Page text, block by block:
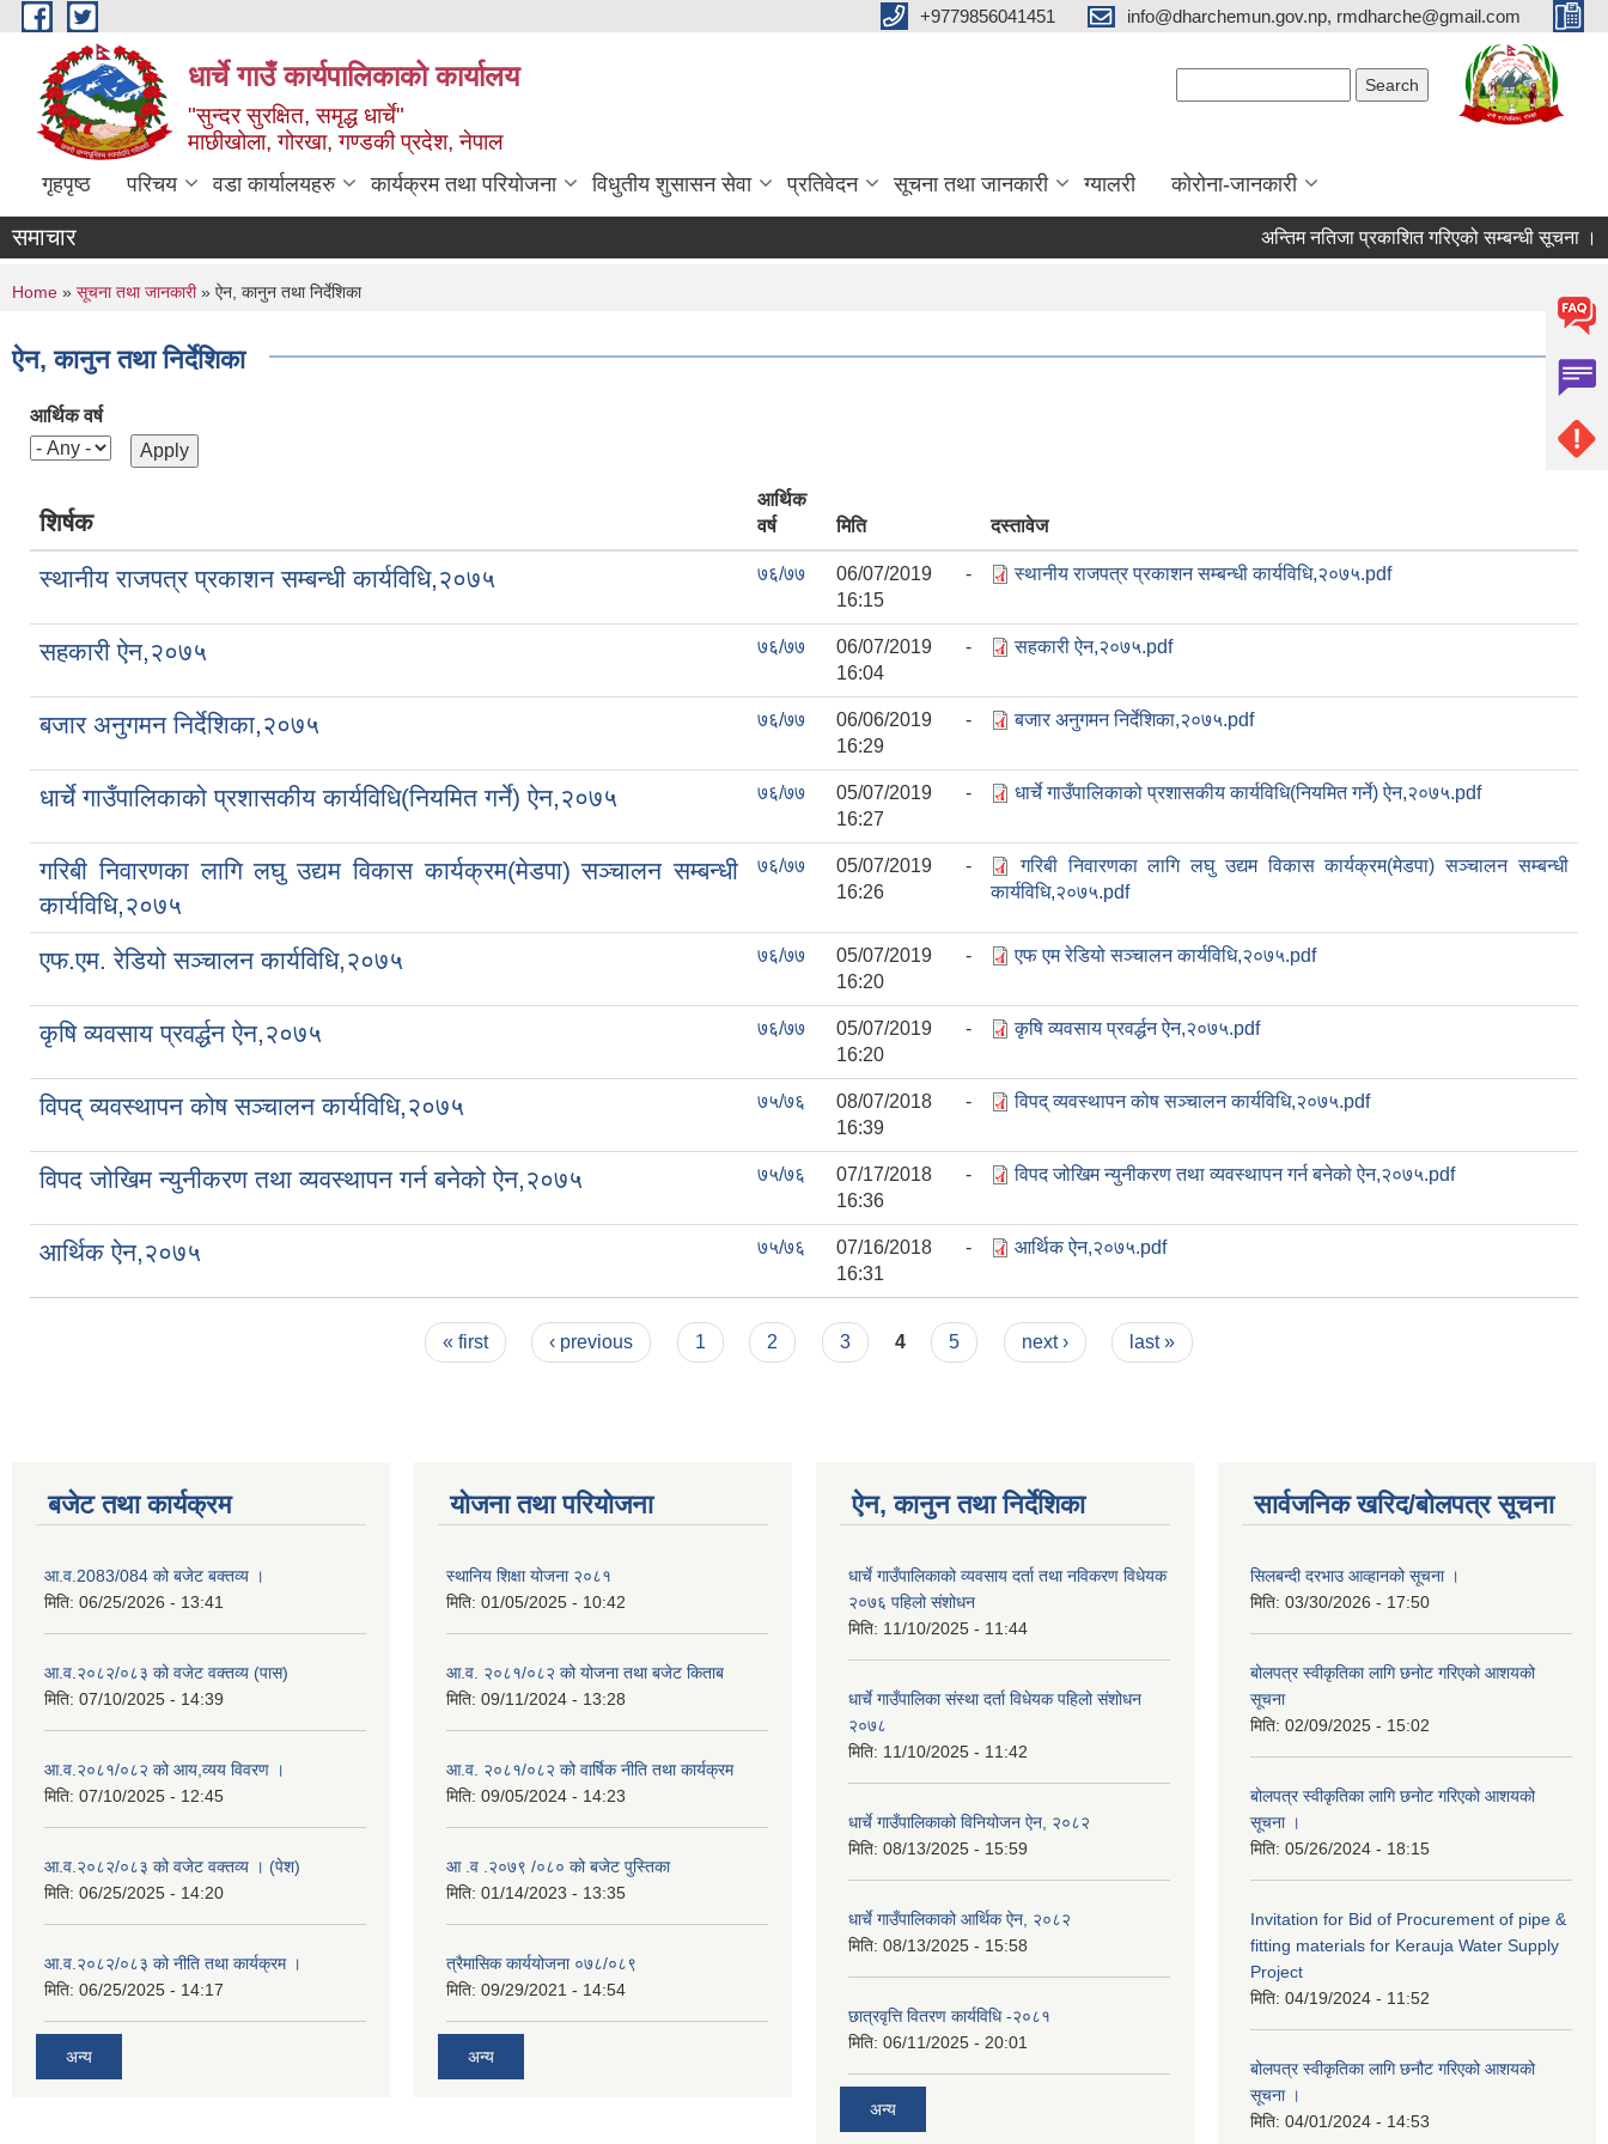
Skip to main content +9779856041451 info@dharchemun.gov.np, rmdharche@gmail.com
धार्चे गाउँ कार्यपालिकाको कार्यालय
"सुन्दर सुरक्षित, समृद्ध धार्चे"
माछीखोला, गोरखा, गण्डकी प्रदेश, नेपाल
गृहपृष्ठ परिचय वडा कार्यालयहरु कार्यक्रम तथा परियोजना विधुतीय शुसासन सेवा प्रतिवेदन सूचना तथा जानकारी ग्यालरी कोरोना-जानकारी
समाचार अन्तिम नतिजा प्रकाशित गरिएको सम्बन्धी सूचना ।
You are here
Home » सूचना तथा जानकारी» ऐन, कानुन तथा निर्देशिका
ऐन, कानुन तथा निर्देशिका
आर्थिक वर्ष
शिर्षक
आर्थिक
वर्ष
मिति दस्तावेज
स्थानीय राजपत्र प्रकाशन सम्बन्धी कार्यविधि,२०७५ ७६/७७
06/07/2019 -
16:15
स्थानीय राजपत्र प्रकाशन सम्बन्धी कार्यविधि,२०७५.pdf
सहकारी ऐन,२०७५ ७६/७७
06/07/2019 -
16:04
सहकारी ऐन,२०७५.pdf
बजार अनुगमन निर्देशिका,२०७५ ७६/७७
06/06/2019 -
16:29
बजार अनुगमन निर्देशिका,२०७५.pdf
धार्चे गाउँपालिकाको प्रशासकीय कार्यविधि(नियमित गर्ने) ऐन,२०७५ ७६/७७
05/07/2019 -
16:27
धार्चे गाउँपालिकाको प्रशासकीय कार्यविधि(नियमित गर्ने) ऐन,२०७५.pdf
गरिबी निवारणका लागि लघु उद्यम विकास कार्यक्रम(मेडपा) सञ्चालन सम्बन्धी
कार्यविधि,२०७५
७६/७७
05/07/2019 -
16:26
गरिबी निवारणका लागि लघु उद्यम विकास कार्यक्रम(मेडपा) सञ्चालन सम्बन्धी
कार्यविधि,२०७५.pdf
एफ.एम. रेडियो सञ्चालन कार्यविधि,२०७५ ७६/७७
05/07/2019 -
16:20
एफ एम रेडियो सञ्चालन कार्यविधि,२०७५.pdf
कृषि व्यवसाय प्रवर्द्धन ऐन,२०७५ ७६/७७
05/07/2019 -
16:20
कृषि व्यवसाय प्रवर्द्धन ऐन,२०७५.pdf
विपद् व्यवस्थापन कोष सञ्चालन कार्यविधि,२०७५ ७५/७६
08/07/2018 -
16:39
विपद् व्यवस्थापन कोष सञ्चालन कार्यविधि,२०७५.pdf
विपद जोखिम न्युनीकरण तथा व्यवस्थापन गर्न बनेको ऐन,२०७५ ७५/७६
07/17/2018 -
16:36
विपद जोखिम न्युनीकरण तथा व्यवस्थापन गर्न बनेको ऐन,२०७५.pdf
आर्थिक ऐन,२०७५ ७५/७६
07/16/2018 -
16:31
आर्थिक ऐन,२०७५.pdf
« first ‹ previous 1 2 3 4 5 next › last »
बजेट तथा कार्यक्रम
आ.व.2083/084 को बजेट बक्तव्य ।
मिति: 06/25/2026 - 13:41
आ.व.२०८२/०८३ को वजेट वक्तव्य (पास)
मिति: 07/10/2025 - 14:39
आ.व.२०८१/०८२ को आय,व्यय विवरण ।
मिति: 07/10/2025 - 12:45
आ.व.२०८२/०८३ को वजेट वक्तव्य । (पेश)
मिति: 06/25/2025 - 14:20
आ.व.२०८२/०८३ को नीति तथा कार्यक्रम ।
मिति: 06/25/2025 - 14:17
अन्य
योजना तथा परियोजना
स्थानिय शिक्षा योजना २०८१
मिति: 01/05/2025 - 10:42
आ.व. २०८१/०८२ को योजना तथा बजेट किताब
मिति: 09/11/2024 - 13:28
आ.व. २०८१/०८२ को वार्षिक नीति तथा कार्यक्रम
मिति: 09/05/2024 - 14:23
आ .व .२०७९ /०८० को बजेट पुस्तिका
मिति: 01/14/2023 - 13:35
त्रैमासिक कार्ययोजना ०७८/०८९
मिति: 09/29/2021 - 14:54
अन्य
ऐन, कानुन तथा निर्देशिका
धार्चे गाउँपालिकाको व्यवसाय दर्ता तथा नविकरण विधेयक
२०७६ पहिलो संशोधन
मिति: 11/10/2025 - 11:44
धार्चे गाउँपालिका संस्था दर्ता विधेयक पहिलो संशोधन
२०७८
मिति: 11/10/2025 - 11:42
धार्चे गाउँपालिकाको विनियोजन ऐन, २०८२
मिति: 08/13/2025 - 15:59
धार्चे गाउँपालिकाको आर्थिक ऐन, २०८२
मिति: 08/13/2025 - 15:58
छात्रवृत्ति वितरण कार्यविधि -२०८१
मिति: 06/11/2025 - 20:01
अन्य
सार्वजनिक खरिद/बोलपत्र सूचना
सिलबन्दी दरभाउ आव्हानको सूचना ।
मिति: 03/30/2026 - 17:50
बोलपत्र स्वीकृतिका लागि छनोट गरिएको आशयको
सूचना
मिति: 02/09/2025 - 15:02
बोलपत्र स्वीकृतिका लागि छनोट गरिएको आशयको
सूचना ।
मिति: 05/26/2024 - 18:15
Invitation for Bid of Procurement of pipe &
fitting materials for Kerauja Water Supply
Project
मिति: 04/19/2024 - 11:52
बोलपत्र स्वीकृतिका लागि छनौट गरिएको आशयको
सूचना ।
मिति: 04/01/2024 - 14:53